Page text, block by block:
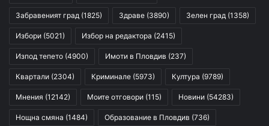
Забравеният град (1825) Здраве (3890) Зелен град (1358)
Избори (5021) Избор на редактора (2415)
Изпод тепето (4900) Имоти в Пловдив (237)
Квартали (2304) Криминале (5973) Култура (9789)
Мнения (12142) Моите отговори (115) Новини (54283)
Нощна смяна (1484) Образование в Пловдив (736)